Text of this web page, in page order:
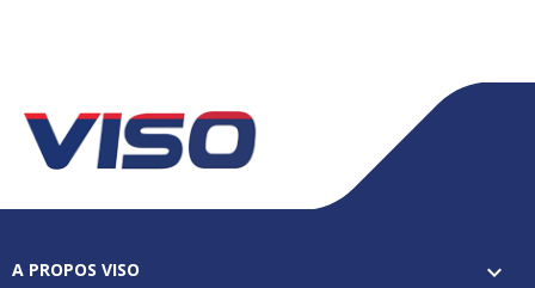
A PROPOS VISO 